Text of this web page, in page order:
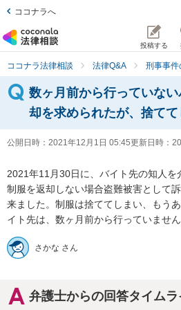
ココナラへ
投稿する
ココナラ法律相談 法律Q&A 刑事事件
数ヶ月前から行っていな
却を求められたが、捨てて
公開日時： 2021年12月1日 05:45更新日時：
2021年11月30日に、バイト先の知人を
制服を返却しない場合盗難被害として
来ました。制服は捨ててしまい、もう
イト先は、数ヶ月前から行っていませ
さかな さん
弁護士からの回答タイムラ